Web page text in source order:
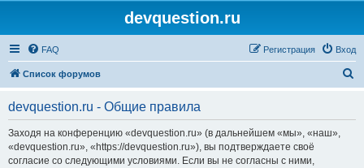
devquestion.ru
FAQ Вход
Регистрация
Список форумов
devquestion.ru - Общие правила
Заходя на конференцию «devquestion.ru» (в дальнейшем «мы», «наш»,
«devquestion.ru», «https://devquestion.ru»), вы подтверждаете своё
согласие со следующими условиями. Если вы не согласны с ними,